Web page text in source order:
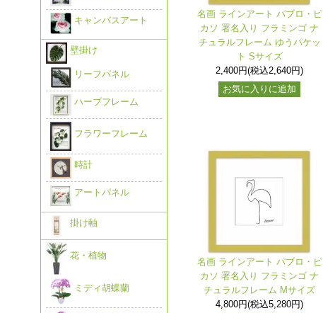
名画 ラインアート パブロ・ピ
カソ 署名入り フラミンゴ ナ
チュラルフレーム ゆうパケッ
ト Sサイズ
2,400円(税込2,640円)
お気に入りに追加
名画 ラインアート パブロ・ピ
カソ 署名入り フラミンゴ ナ
チュラルフレーム Mサイズ
4,800円(税込5,280円)
キャンバスアート
壁掛け
リーフパネル
ハーブフレーム
フラワーフレーム
時計
アートパネル
掛け軸
花・植物
ミディ胡蝶蘭